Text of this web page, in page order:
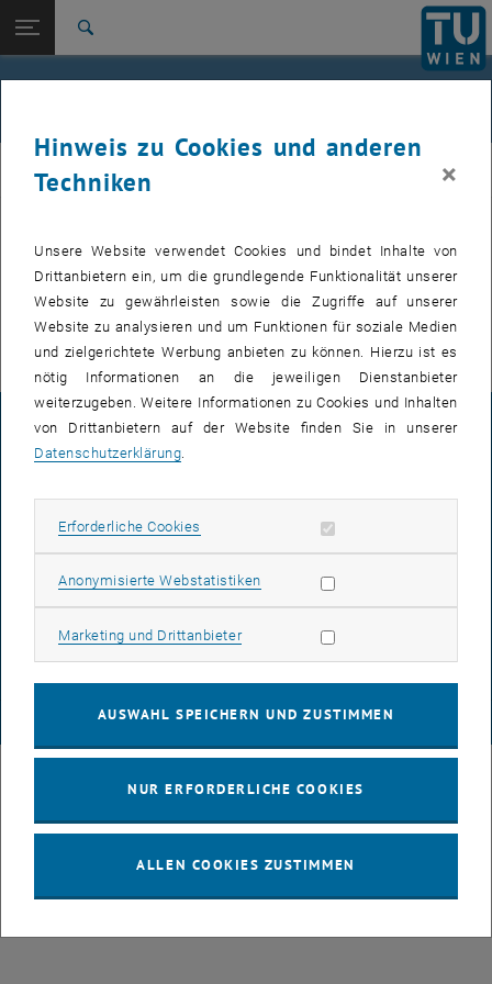
TU Login
Studium
International
Zur 1. Menü Ebene
Institut für Angewandte Physik
Zurück: Subseiten von Institut für Angewandte Physik auflisten
Zurück zur letzten Ebene:
Institut für Angewandte Physik
IAP
englischen Version, öffnet eine externe URL
dieser Seite veröffentlicht.
Für interne Nutzer findet sich im E134 Colab Bereich , öffnet eine
die Übersicht
der nächsten Seminarvorträge und zu buchenden Termine.
© TU Wien# 88199
IMPRESSUM
DATENSCHUTZERKLÄRUNG (PDF)
COOKIEEINSTELLUNGEN
Hinweis zu Cookies und anderen
Techniken
×
Unsere Website verwendet Cookies und bindet Inhalte von
Drittanbietern ein, um die grundlegende Funktionalität unserer
Website zu gewährleisten sowie die Zugriffe auf unserer
Website zu analysieren und um Funktionen für soziale Medien
und zielgerichtete Werbung anbieten zu können. Hierzu ist es
nötig Informationen an die jeweiligen Dienstanbieter
weiterzugeben. Weitere Informationen zu Cookies und Inhalten
von Drittanbietern auf der Website finden Sie in unserer
Datenschutzerklärung.
Erforderliche Cookies Erforderliche Cookies zulassen
Anonymisierte WebstatistikenStatistik Cookies zulassen
Marketing und DrittanbieterMarketing Cookies zulassen
AUSWAHL SPEICHERN UND ZUSTIMMEN
NUR ERFORDERLICHE COOKIES
ALLEN COOKIES ZUSTIMMEN